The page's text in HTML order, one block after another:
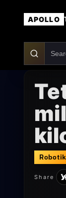
APOLLO
Robotik
Share